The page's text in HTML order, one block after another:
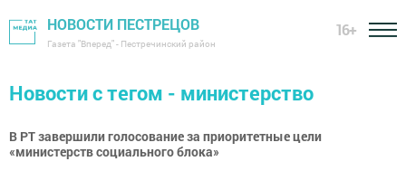
НОВОСТИ ПЕСТРЕЦОВ
Газета "Вперед" - Пестречинский район
16+
Новости с тегом - министерство
В РТ завершили голосование за приоритетные цели
«министерств социального блока»